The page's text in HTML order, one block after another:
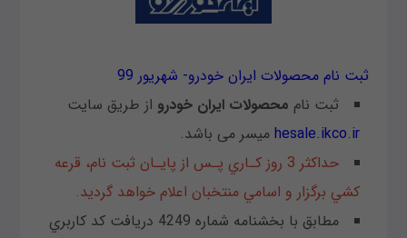
ثبت نام محصولات ایران خودرو- شهریور 99
ثبت نام محصولات ایران خودرو از طریق سایت
hesale.ikco.ir میسر می باشد.
حداكثر 3 روز كـاري پـس از پايـان ثبت نام، قرعه
كشي برگزار و اسامي منتخبان اعلام خواهد گرديد.
مطابق با بخشنامه شماره 4249 دريافت كد كاربري